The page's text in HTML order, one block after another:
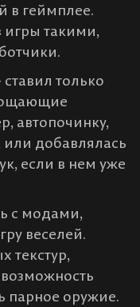
в геймплее.
игры такими,
только
автопочинку,
или добавлялась
если в нем уже
с модами,
веселей.
текстур,
парное оружие.